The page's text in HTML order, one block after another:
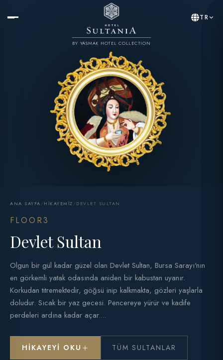
BY YASMAK HOTEL COLLECTION
TR
ANA SAYFA / HIKAYEMIZ / DEVLET SULTAN
FLOOR3
Devlet Sultan
Olgun bir gül kadar güzel olan Devlet Sultan, Bursa Sarayı'nın
en görkemli yatak odasında aniden bir kabustan uyanır.
Korkudan titremektedir, göğsü inip kalkmakta, gözleri yaşlarla
doludur. Sıcak bir yaz gecesi. Pencereye yürür ve kadife
perdeleri ardına kadar açar....
HIKAYEYI OKU TÜM SULTANLAR